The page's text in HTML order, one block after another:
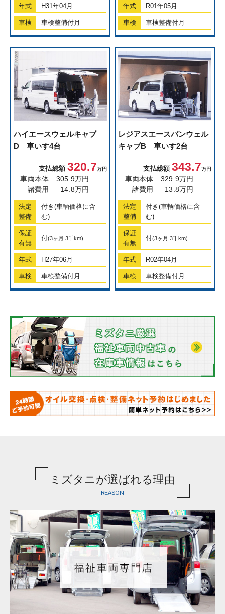
年式 H31年04月
車検 車検整備付月
年式 R01年05月
車検 車検整備付月
ハイエースウェルキャブ
D 車いす4台
支払総額 320.7万円
車両本体
305.9万円
諸費用
14.8万円
法定
整備
付き(車輌価格に含
む)
保証
有無
付(3ヶ月 3千km)
年式 H27年06月
車検 車検整備付月
レジアスエースバンウェル
キャブB 車いす2台
支払総額343.7万円
車両本体
329.9万円
諸費用
13.8万円
法定
整備
付き(車輌価格に含
む)
保証
有無
付(3ヶ月 3千km)
年式 R02年04月
車検 車検整備付月
ミズタニが選ばれる理由
REASON